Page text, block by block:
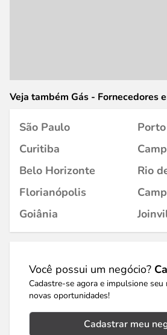
Veja também Gás - Fornecedores
São Paulo
Curitiba
Belo Horizonte
Rio
Florianópolis
Goiânia
Você possui um negócio?
Cadastre-se agora e impulsione seu
novas oportunidades!
Cadastrar meu